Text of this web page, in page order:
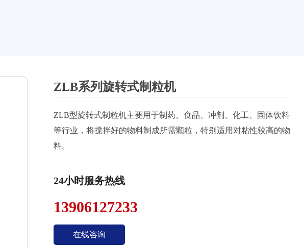
ZLB系列旋转式制粒机
ZLB型旋转式制粒机主要用于制药、食品、冲剂、化工、固体饮料
等行业，将搅拌好的物料制成所需颗粒，特别适用对粘性较高的物
料。
24小时服务热线
13906127233
在线咨询